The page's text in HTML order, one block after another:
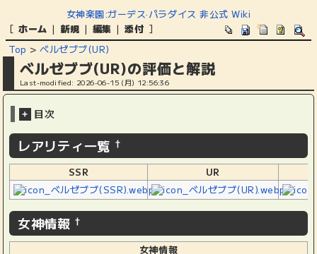
女神楽園:ガーデス·パラダイス 非公式 Wiki
[ ホーム | 新規 | 編集 | 添付 ]
Top >ベルゼブブ(UR)
ベルゼブブ(UR)の評価と解説
Last-modified: 2026-06-15 (月) 12:56:36
+ 目次
レアリティ一覧 †
SSR UR
女神情報 †
女神情報